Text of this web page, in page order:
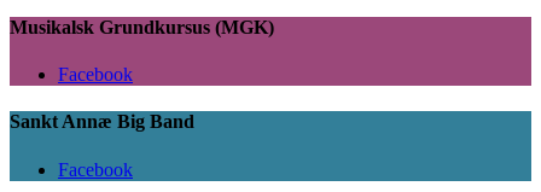
Musikalsk Grundkursus (MGK)
Facebook
Sankt Annæ Big Band
Facebook